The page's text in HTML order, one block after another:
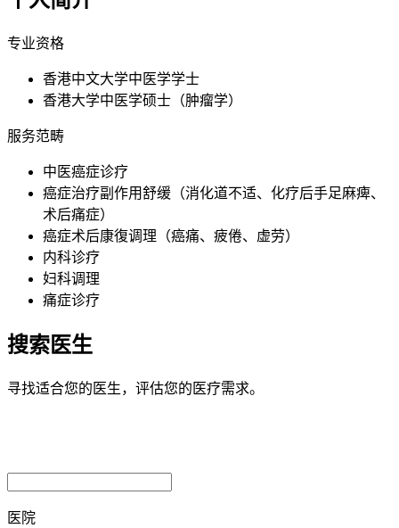
专业资格
香港中文大学中医学学士
香港大学中医学硕士（肿瘤学）
服务范畴
中医癌症诊疗
癌症治疗副作用舒缓（消化道不适、化疗后手足麻痺、
术后痛症）
癌症术后康復调理（癌痛、疲倦、虚劳）
内科诊疗
妇科调理
痛症诊疗
搜索医生
寻找适合您的医生，评估您的医疗需求。
医院